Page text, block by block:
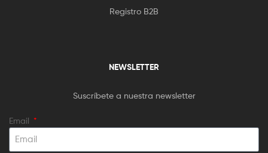
Registro B2B
NEWSLETTER
Suscríbete a nuestra newsletter
Email